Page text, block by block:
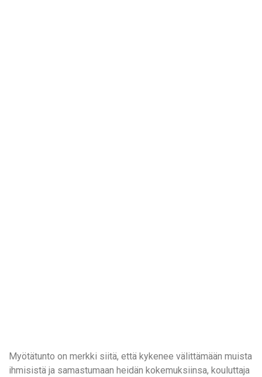
Myötätunto on merkki siitä, että kykenee välittämään muista
ihmisistä ja samastumaan heidän kokemuksiinsa, kouluttaja